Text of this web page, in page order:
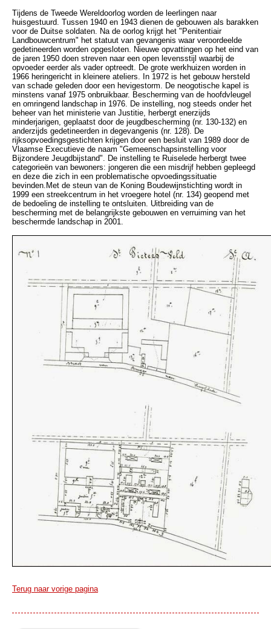
Tijdens de Tweede Wereldoorlog worden de leerlingen naar
huisgestuurd. Tussen 1940 en 1943 dienen de gebouwen als barakken
voor de Duitse soldaten. Na de oorlog krijgt het "Penitentiair
Landbouwcentrum" het statuut van gevangenis waar veroordeelde
gedetineerden worden opgesloten. Nieuwe opvattingen op het eind van
de jaren 1950 doen streven naar een open levensstijl waarbij de
opvoeder eerder als vader optreedt. De grote werkhuizen worden in
1966 heringericht in kleinere ateliers. In 1972 is het gebouw hersteld
van schade geleden door een hevigestorm. De neogotische kapel is
minstens vanaf 1975 onbruikbaar. Bescherming van de hoofdvleugel
en omringend landschap in 1976. De instelling, nog steeds onder het
beheer van het ministerie van Justitie, herbergt enerzijds
minderjarigen, geplaatst door de jeugdbescherming (nr. 130-132) en
anderzijds gedetineerden in degevangenis (nr. 128). De
rijksopvoedingsgestichten krijgen door een besluit van 1989 door de
Vlaamse Executieve de naam "Gemeenschapsinstelling voor
Bijzondere Jeugdbijstand". De instelling te Ruiselede herbergt twee
categorieën van bewoners: jongeren die een misdrijf hebben gepleegd
en deze die zich in een problematische opvoedingssituatie
bevinden.Met de steun van de Koning Boudewijnstichting wordt in
1999 een streekcentrum in het vroegere hotel (nr. 134) geopend met
de bedoeling de instelling te ontsluiten. Uitbreiding van de
bescherming met de belangrijkste gebouwen en verruiming van het
beschermde landschap in 2001.
Terug naar vorige pagina